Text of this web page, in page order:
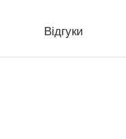
Відгуки